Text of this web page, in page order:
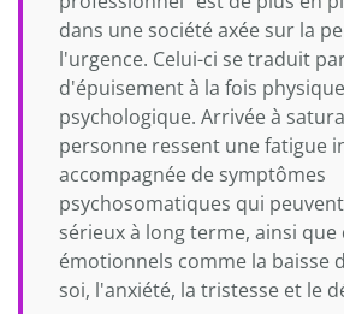
dans une société axée sur la
l'urgence. Celui-ci se traduit
d'épuisement à la fois
psychologique. Arrivée à
personne ressent une fatigue
accompagnée de symptômes
psychosomatiques qui
sérieux à long terme, ainsi que
émotionnels comme la baisse
soi, l'anxiété, la tristesse et le